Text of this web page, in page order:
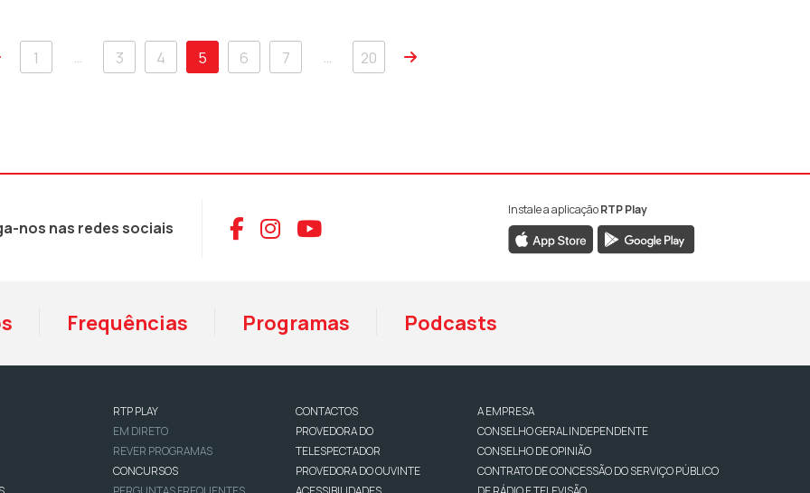
1 … 3 4 5 6 7 … 20
nos nas redes sociais Aceder ao Facebook da RTP Antena 1
Aceder ao Instagram da RTP Antena 1
Aceder ao YouTube da RTP Antena 1
Instale a aplicaçãoRTP Play
Frequências Programas Podcasts
RTP PLAY
EM DIRETO
REVER PROGRAMAS
CONCURSOS
CONTACTOS
PROVEDORA DO
TELESPECTADOR
PROVEDORA DO OUVINTE
A EMPRESA
CONSELHO GERAL INDEPENDENTE
CONSELHO DE OPINIÃO
CONTRATO DE CONCESSÃO DO SERVIÇO PÚBLICO